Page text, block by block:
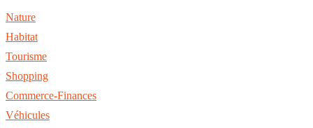
Nature
Habitat
Tourisme
Shopping
Commerce-Finances
Véhicules